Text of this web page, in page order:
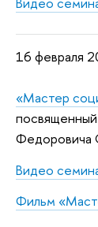
16 февраля
«Мастер
Федоровича
Видео
Фильм